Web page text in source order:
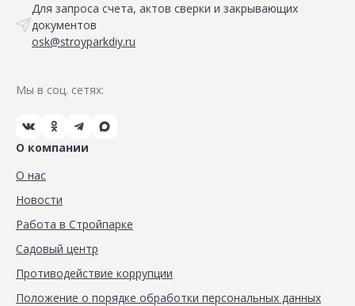
Для запроса счета, актов сверки и закрывающих
документов
osk@stroyparkdiy.ru
Мы в соц. сетях:
О компании
О нас
Новости
Работа в Стройпарке
Садовый центр
Противодействие коррупции
Положение о порядке обработки персональных данных